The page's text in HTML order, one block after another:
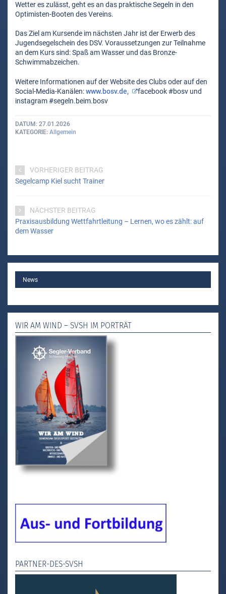
Wetter es zulässt, geht es an das praktische Segeln in den
Optimisten-Booten des Vereins.
Das Ziel am Kursende im nächsten Jahr ist der Erwerb des
Jugendsegelschein des DSV. Voraussetzungen zur Teilnahme
an dem Kurs sind: Spaß am Wasser und das Bronze-
Schwimmabzeichen.
Weitere Informationen auf der Website des Clubs oder auf den
Social-Media-Kanälen:www.bosv.de,
facebook #bosv und
instagram #segeln.beim.bosv
DATUM 27.01.2026
KATEGORIE Allgemein
VORHERIGER BEITRAG
Segelcamp Kiel sucht Trainer
NÄCHSTER BEITRAG
Praxisausbildung Wettfahrtleitung – Lernen, wo es zählt: auf
dem Wasser
MAINNews
WIR AM WIND – SVSH IM PORTRÄT
PARTNER-DES-SVSH